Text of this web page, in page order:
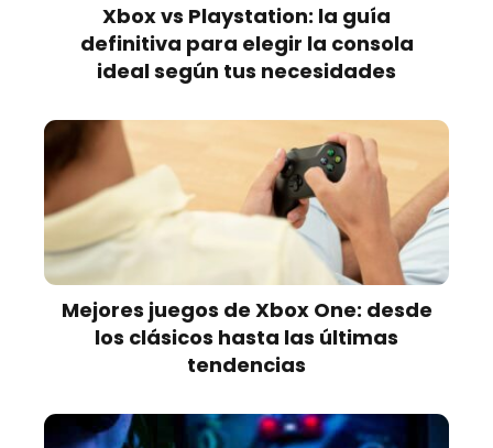
Xbox vs Playstation: la guía
definitiva para elegir la consola
ideal según tus necesidades
Mejores juegos de Xbox One: desde
los clásicos hasta las últimas
tendencias